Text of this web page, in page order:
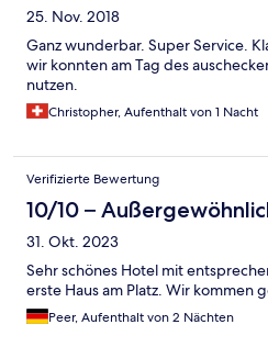
25. Nov. 2018
Ganz wunderbar. Super Service.
wir konnten am Tag des
nutzen.
Christopher, Aufenthalt von 1 Nacht
Verifizierte Bewertung
10/10 –
31. Okt. 2023
Sehr schönes Hotel mit
erste Haus am Platz. Wir kommen
Peer, Aufenthalt von 2 Nächten